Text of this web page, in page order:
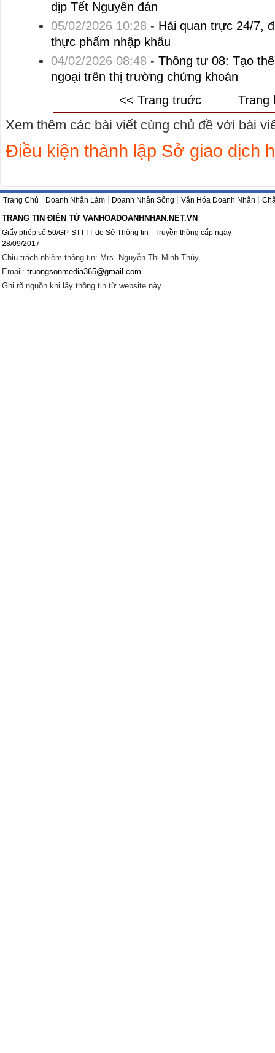
dịp Tết Nguyên đán
05/02/2026 10:28 - Hải quan trực 24/7,
thực phẩm nhập khẩu
04/02/2026 08:48 - Thông tư 08: Tạo
ngoại trên thị trường chứng khoán
<< Trang truớc
Trang
Xem thêm các bài viết cùng chủ đề với bài
Điều kiện thành lập Sở giao dịch
Trang Chủ Doanh Nhân Làm Doanh Nhân Sống Văn Hóa Doanh Nhân
TRANG TIN ĐIỆN TỬ VANHOADOANHNHAN.NET.VN
Giấy phép số 50/GP-STTTT do Sở Thông tin - Truyền thông cấp ngày
28/09/2017
Chịu trách nhiệm thông tin: Mrs. Nguyễn Thị Minh Thúy
Email: truongsonmedia365@gmail.com
Ghi rõ nguồn khi lấy thông tin từ website này